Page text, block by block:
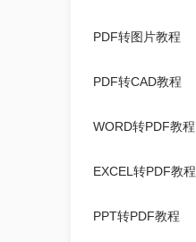
PDF转图片教程
PDF转CAD教程
WORD转PDF教程
EXCEL转PDF教程
PPT转PDF教程